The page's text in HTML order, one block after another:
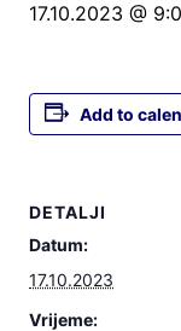
17.10.2023 @
Add to
DETALJI
Datum:
17.10.2023
Vrijeme: